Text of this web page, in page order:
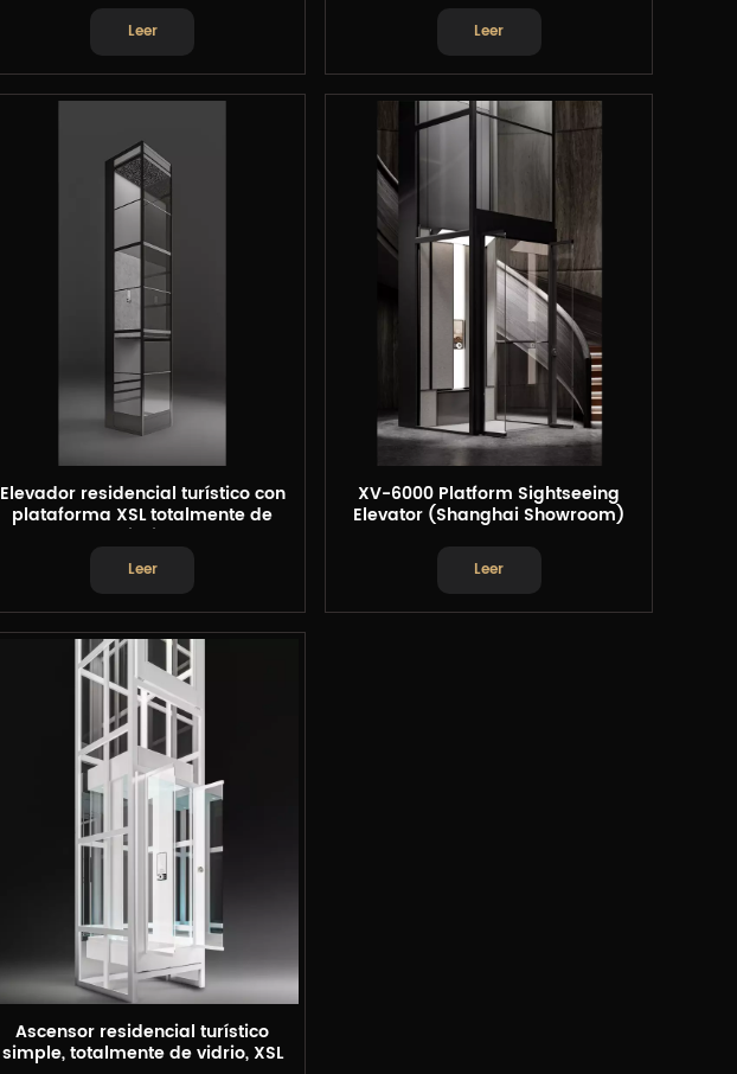
Leer Leer
Elevador residencial turístico con
plataforma XSL totalmente de
vidrio
Leer
XV-6000 Platform Sightseeing
Elevator (Shanghai Showroom)
Leer
Ascensor residencial turístico
simple, totalmente de vidrio, XSL